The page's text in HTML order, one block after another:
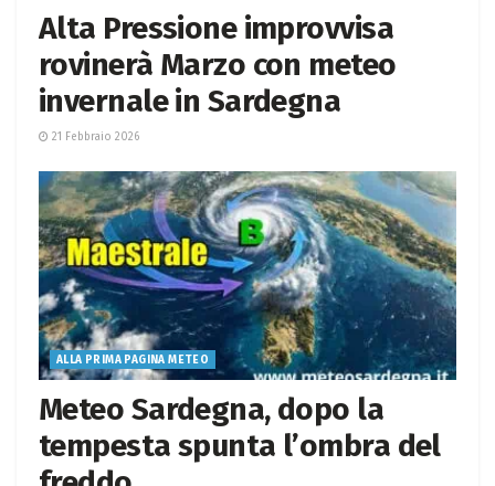
Alta Pressione improvvisa
rovinerà Marzo con meteo
invernale in Sardegna
21 Febbraio 2026
ALLA PRIMA PAGINA METEO
Meteo Sardegna, dopo la
tempesta spunta l’ombra del